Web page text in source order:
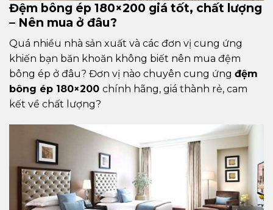
Đệm bông ép 180×200 giá tốt, chất lượng
– Nên mua ở đâu?
Quá nhiều nhà sản xuất và các đơn vị cung ứng
khiến bạn băn khoăn không biết nên mua đệm
bông ép ở đâu? Đơn vị nào chuyên cung ứng đệm
bông ép 180×200 chính hãng, giá thành rẻ, cam
kết về chất lượng?